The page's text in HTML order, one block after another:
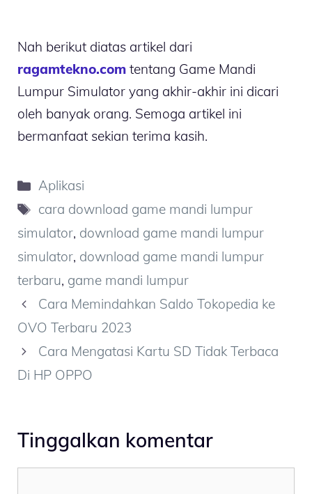
Nah berikut diatas artikel dari
ragamtekno.com tentang Game Mandi
Lumpur Simulator yang akhir-akhir ini dicari
oleh banyak orang. Semoga artikel ini
bermanfaat sekian terima kasih.
Kategori
Aplikasi
Tag
cara download game mandi lumpur
simulator, download game mandi lumpur
simulator, download game mandi lumpur
terbaru, game mandi lumpur
Cara Memindahkan Saldo Tokopedia ke
OVO Terbaru 2023
Cara Mengatasi Kartu SD Tidak Terbaca
Di HP OPPO
Tinggalkan komentar